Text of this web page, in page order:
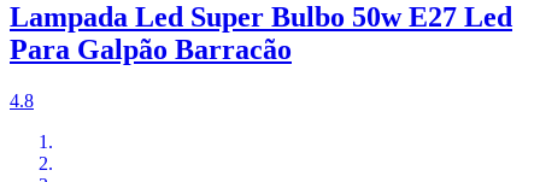
Lampada Led Super Bulbo 50w E27 Led
Para Galpão Barracão
4.8